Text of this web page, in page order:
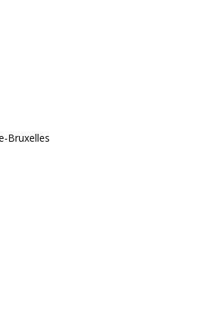
Bruxelles